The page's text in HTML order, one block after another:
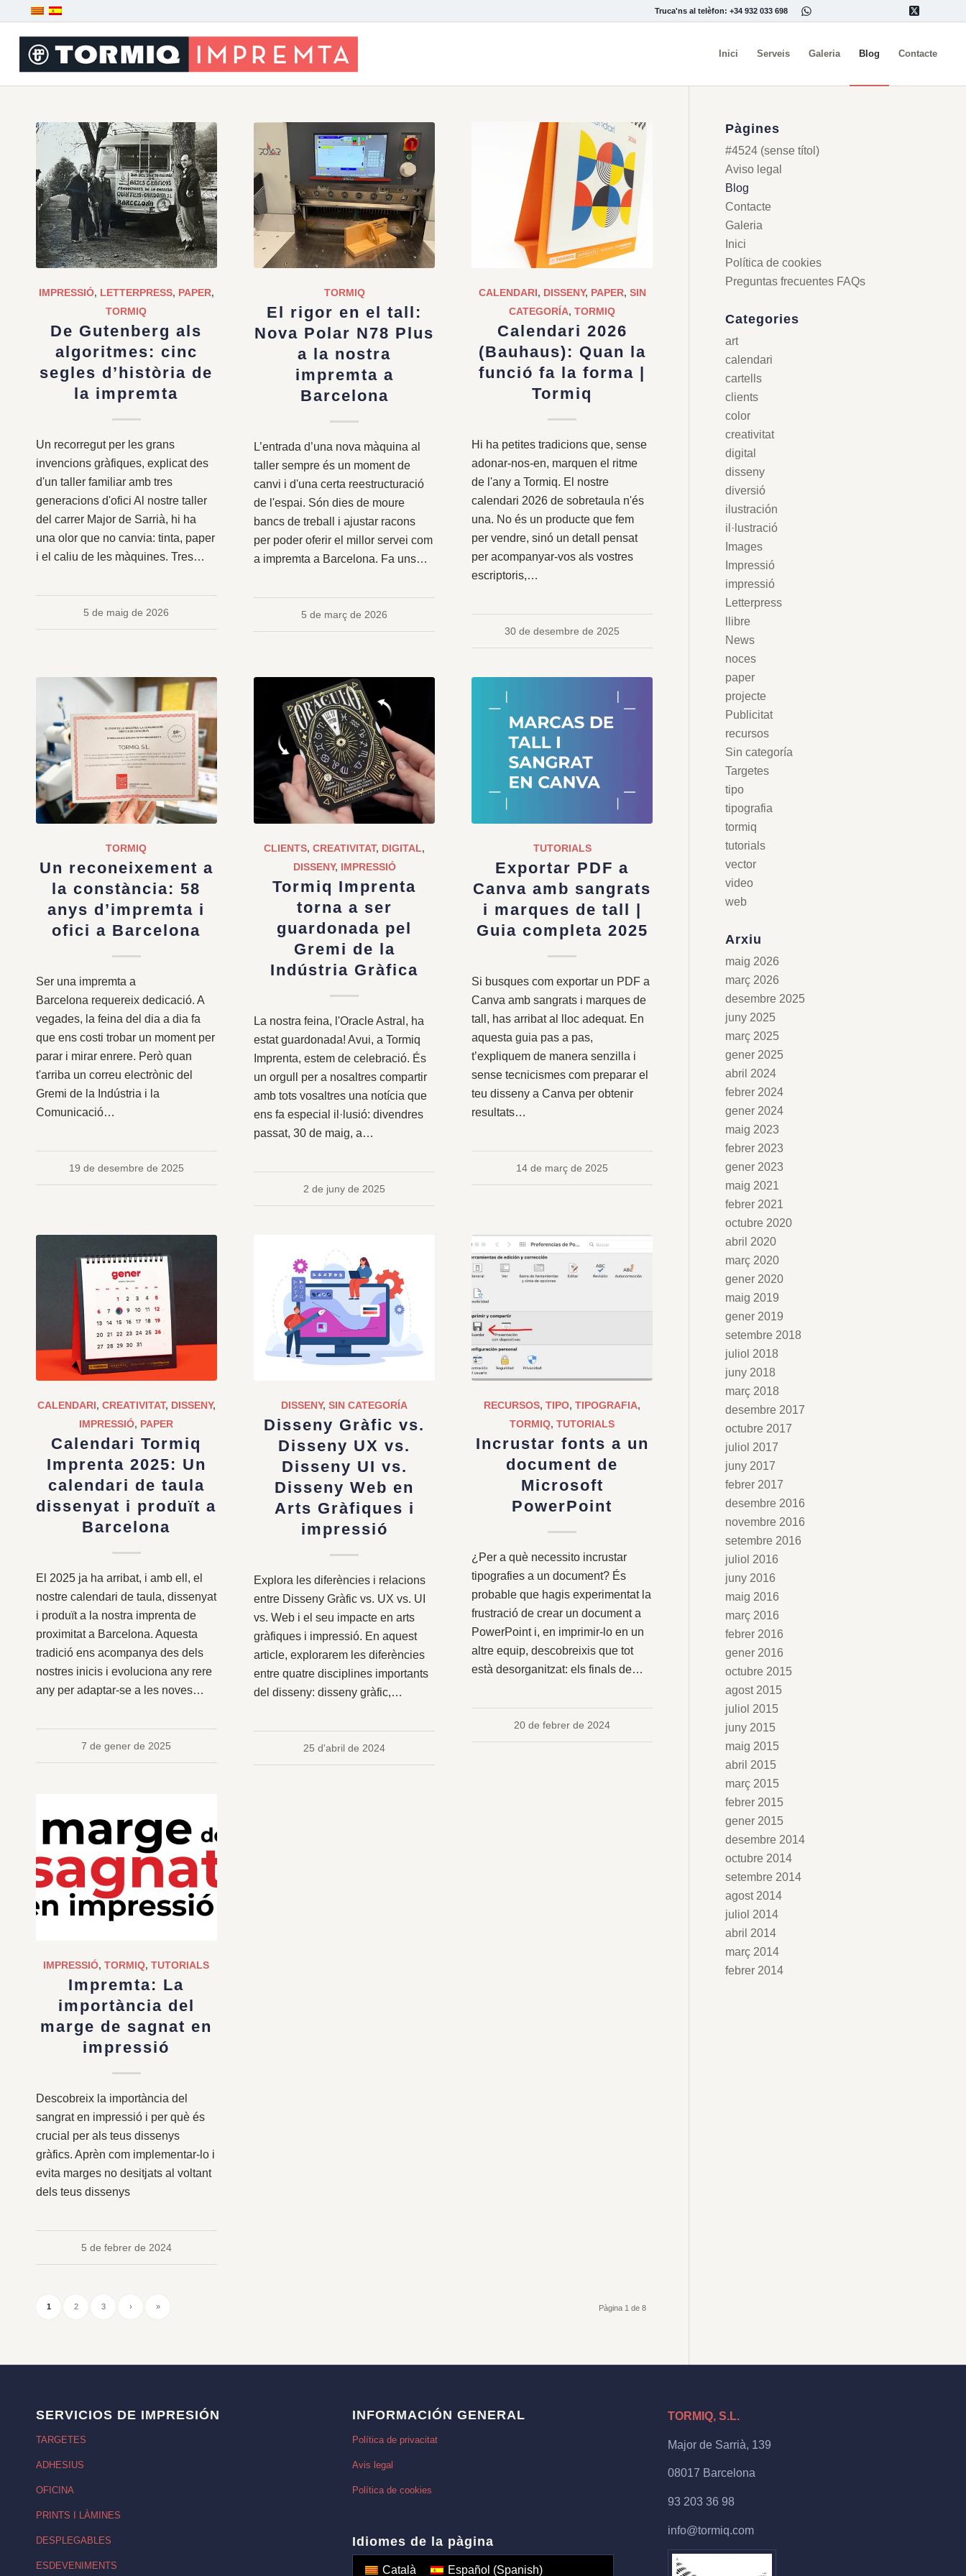
Truca'ns al telèfon: +34 932 033 698
Inici Serveis Galeria Blog Contacte
IMPRESSIÓ, LETTERPRESS, PAPER,
TORMIQ
De Gutenberg als
algoritmes: cinc
segles d’història de
la impremta
Un recorregut per les grans
invencions gràfiques, explicat des
d'un taller familiar amb tres
generacions d'ofici Al nostre taller
del carrer Major de Sarrià, hi ha
una olor que no canvia: tinta, paper
i el caliu de les màquines. Tres…
5 de maig de 2026
TORMIQ
El rigor en el tall:
Nova Polar N78 Plus
a la nostra
impremta a
Barcelona
L’entrada d’una nova màquina al
taller sempre és un moment de
canvi i d'una certa reestructuració
de l'espai. Són dies de moure
bancs de treball i ajustar racons
per poder oferir el millor servei com
a impremta a Barcelona. Fa uns…
5 de març de 2026
CALENDARI, DISSENY, PAPER, SIN
CATEGORÍA,TORMIQ
Calendari 2026
(Bauhaus): Quan la
funció fa la forma |
Tormiq
Hi ha petites tradicions que, sense
adonar-nos-en, marquen el ritme
de l'any a Tormiq. El nostre
calendari 2026 de sobretaula n'és
una. No és un producte que fem
per vendre, sinó un detall pensat
per acompanyar-vos als vostres
escriptoris,…
30 de desembre de 2025
TORMIQ
Un reconeixement a
la constància: 58
anys d’impremta i
ofici a Barcelona
Ser una impremta a
Barcelona requereix dedicació. A
vegades, la feina del dia a dia fa
que ens costi trobar un moment per
parar i mirar enrere. Però quan
t'arriba un correu electrònic del
Gremi de la Indústria i la
Comunicació…
19 de desembre de 2025
CLIENTS,CREATIVITAT, DIGITAL,
DISSENY, IMPRESSIÓ
Tormiq Imprenta
torna a ser
guardonada pel
Gremi de la
Indústria Gràfica
La nostra feina, l'Oracle Astral, ha
estat guardonada! Avui, a Tormiq
Imprenta, estem de celebració. És
un orgull per a nosaltres compartir
amb tots vosaltres una notícia que
ens fa especial il·lusió: divendres
passat, 30 de maig, a…
2 de juny de 2025
TUTORIALS
Exportar PDF a
Canva amb sangrats
i marques de tall |
Guia completa 2025
Si busques com exportar un PDF a
Canva amb sangrats i marques de
tall, has arribat al lloc adequat. En
aquesta guia pas a pas,
t’expliquem de manera senzilla i
sense tecnicismes com preparar el
teu disseny a Canva per obtenir
resultats…
14 de març de 2025
CALENDARI, CREATIVITAT, DISSENY,
IMPRESSIÓ, PAPER
Calendari Tormiq
Imprenta 2025: Un
calendari de taula
dissenyat i produït a
Barcelona
El 2025 ja ha arribat, i amb ell, el
nostre calendari de taula, dissenyat
i produït a la nostra imprenta de
proximitat a Barcelona. Aquesta
tradició ens acompanya des dels
nostres inicis i evoluciona any rere
any per adaptar-se a les noves…
7 de gener de 2025
DISSENY,SIN CATEGORÍA
Disseny Gràfic vs.
Disseny UX vs.
Disseny UI vs.
Disseny Web en
Arts Gràfiques i
impressió
Explora les diferències i relacions
entre Disseny Gràfic vs. UX vs. UI
vs. Web i el seu impacte en arts
gràfiques i impressió. En aquest
article, explorarem les diferències
entre quatre disciplines importants
del disseny: disseny gràfic,…
25 d'abril de 2024
RECURSOS,TIPO,TIPOGRAFIA,
TORMIQ,TUTORIALS
Incrustar fonts a un
document de
Microsoft
PowerPoint
¿Per a què necessito incrustar
tipografies a un document? És
probable que hagis experimentat la
frustració de crear un document a
PowerPoint i, en imprimir-lo en un
altre equip, descobreixis que tot
està desorganitzat: els finals de…
20 de febrer de 2024
IMPRESSIÓ,TORMIQ,TUTORIALS
Impremta: La
importància del
marge de sagnat en
impressió
Descobreix la importància del
sangrat en impressió i per què és
crucial per als teus dissenys
gràfics. Aprèn com implementar-lo i
evita marges no desitjats al voltant
dels teus dissenys
5 de febrer de 2024
Pàgina 1 de 8
1 2 3 › »
Pàgines
#4524 (sense títol)
Aviso legal
Blog
Contacte
Galeria
Inici
Política de cookies
Preguntas frecuentes FAQs
Categories
art
calendari
cartells
clients
color
creativitat
digital
disseny
diversió
ilustración
il·lustració
Images
Impressió
impressió
Letterpress
llibre
News
noces
paper
projecte
Publicitat
recursos
Sin categoría
Targetes
tipo
tipografia
tormiq
tutorials
vector
video
web
Arxiu
maig 2026
març 2026
desembre 2025
juny 2025
març 2025
gener 2025
abril 2024
febrer 2024
gener 2024
maig 2023
febrer 2023
gener 2023
maig 2021
febrer 2021
octubre 2020
abril 2020
març 2020
gener 2020
maig 2019
gener 2019
setembre 2018
juliol 2018
juny 2018
març 2018
desembre 2017
octubre 2017
juliol 2017
juny 2017
febrer 2017
desembre 2016
novembre 2016
setembre 2016
juliol 2016
juny 2016
maig 2016
març 2016
febrer 2016
gener 2016
octubre 2015
agost 2015
juliol 2015
juny 2015
maig 2015
abril 2015
març 2015
febrer 2015
gener 2015
desembre 2014
octubre 2014
setembre 2014
agost 2014
juliol 2014
abril 2014
març 2014
febrer 2014
SERVICIOS DE IMPRESIÓN
TARGETES
ADHESIUS
OFICINA
PRINTS I LÀMINES
DESPLEGABLES
ESDEVENIMENTS
INFORMACIÓN GENERAL
Política de privacitat
Avis legal
Política de cookies
Idiomes de la pàgina
Català Español (Spanish)
TORMIQ, S.L.
Major de Sarrià, 139
08017 Barcelona
93 203 36 98
info@tormiq.com